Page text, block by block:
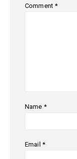
Comment*
Name *
Email *